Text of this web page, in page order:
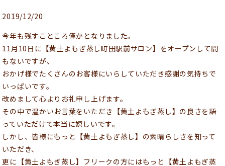
2019/12/20
今年も残すこところ僅かとなりました。
11月10日に【黄土よもぎ蒸し町田駅前サロン】をオープンして間
もないですが、
おかげ様でたくさんのお客様にいらしていただき感謝の気持ちで
いっぱいです。
改めまして心よりお礼申し上げます。
その中で温かいお言葉をいただき【黄土よもぎ蒸し】の良さを語
っていただけて本当に嬉しいです。
しかし、皆様にもっと【黄土よもぎ蒸し】の素晴らしさを知って
いただき、
更に【黄土よもぎ蒸し】フリークの方にはもっと【黄土よもぎ蒸